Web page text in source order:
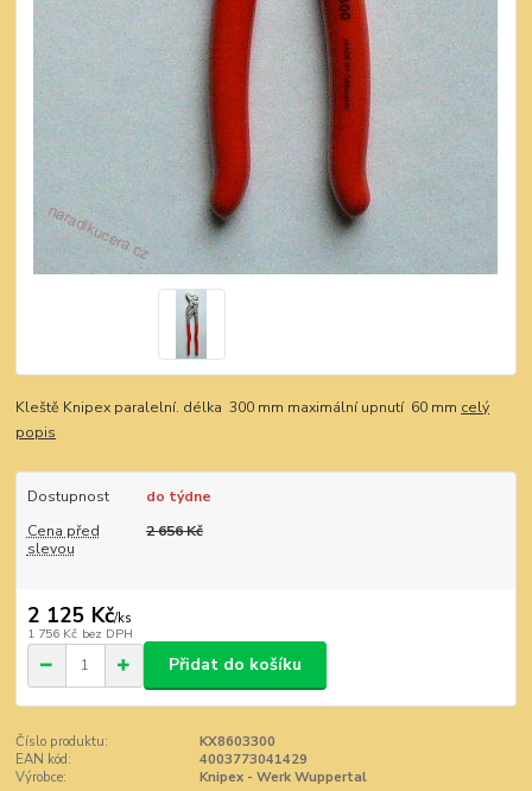
Kleště Knipex paralelní. délka 300 mm maximální upnutí 60 mm celý
popis
Dostupnost
do týdne
Cena před
slevou
2 656 Kč
2 125 Kč/ks
1 756 Kč bez DPH
Přidat do košíku
Číslo produktu:
KX8603300
EAN kód:
4003773041429
Výrobce:
Knipex - Werk Wuppertal